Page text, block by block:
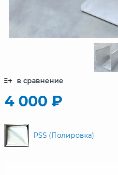
в сравнение
4 000 ₽
PSS (Полировка)